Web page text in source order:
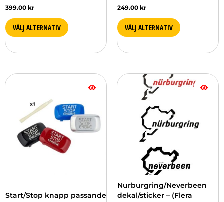
399.00 kr
VÄLJ ALTERNATIV
249.00 kr
VÄLJ ALTERNATIV
Start/Stop knapp passande
Den
flera
varianter.
produktsidan
Nurburgring/Neverbeen
dekal/sticker – (Flera
Den
produkten
varianter.
alternativen
på
produktsidan